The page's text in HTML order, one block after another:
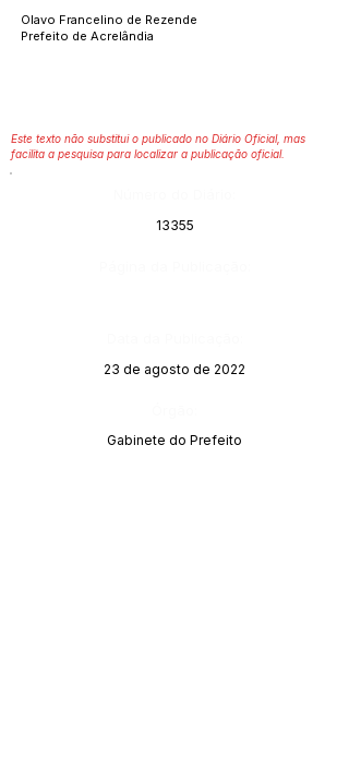
Olavo Francelino de Rezende
Prefeito de Acrelândia
Este texto não substitui o publicado no Diário Oficial, mas
facilita a pesquisa para localizar a publicação oficial.
13355
23 de agosto de 2022
Gabinete do Prefeito